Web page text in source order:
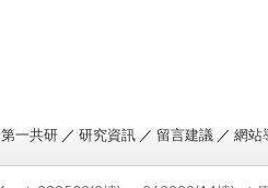
第一共研 ／ 研究資訊 ／ 留言建議 ／ 網站